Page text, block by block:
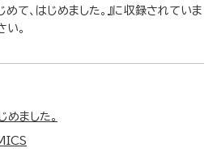
て、はじめました。』に収録されていま
い。
めました。